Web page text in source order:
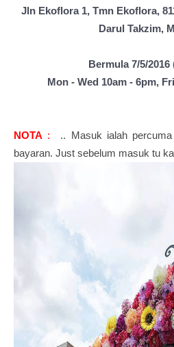
Jln Ekoflora 1, Tmn Ekoflora,
Darul Takzim,
Bermula 7/5/2016
Mon - Wed 10am - 6pm,
NOTA : .. Masuk ialah
bayaran. Just sebelum masuk tu